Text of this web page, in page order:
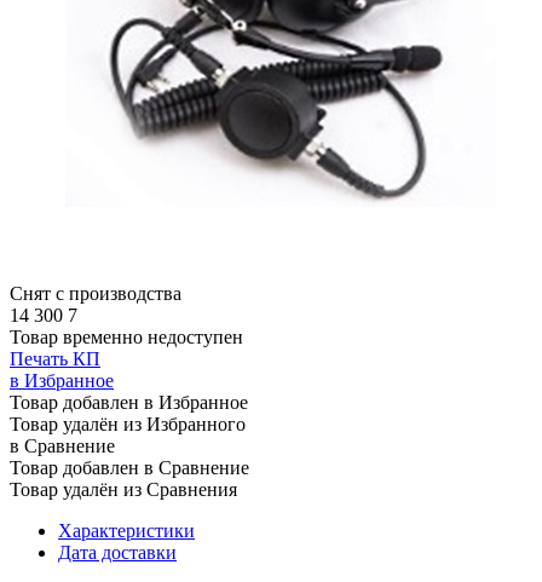
Снят с производства
14 300 7
Товар временно недоступен
Печать КП
в Избранное
Товар добавлен в Избранное
Товар удалён из Избранного
в Сравнение
Товар добавлен в Сравнение
Товар удалён из Сравнения
Характеристики
Дата доставки